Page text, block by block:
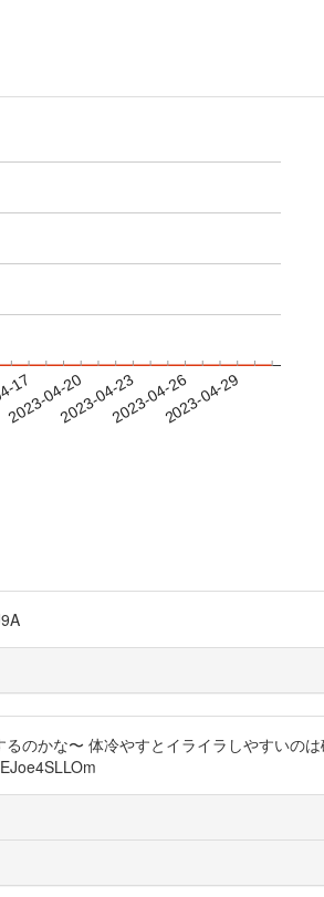
17
2023-04-202023-04-232023-04-262023-04-29
のかな〜 体冷やすとイライラしやすいの